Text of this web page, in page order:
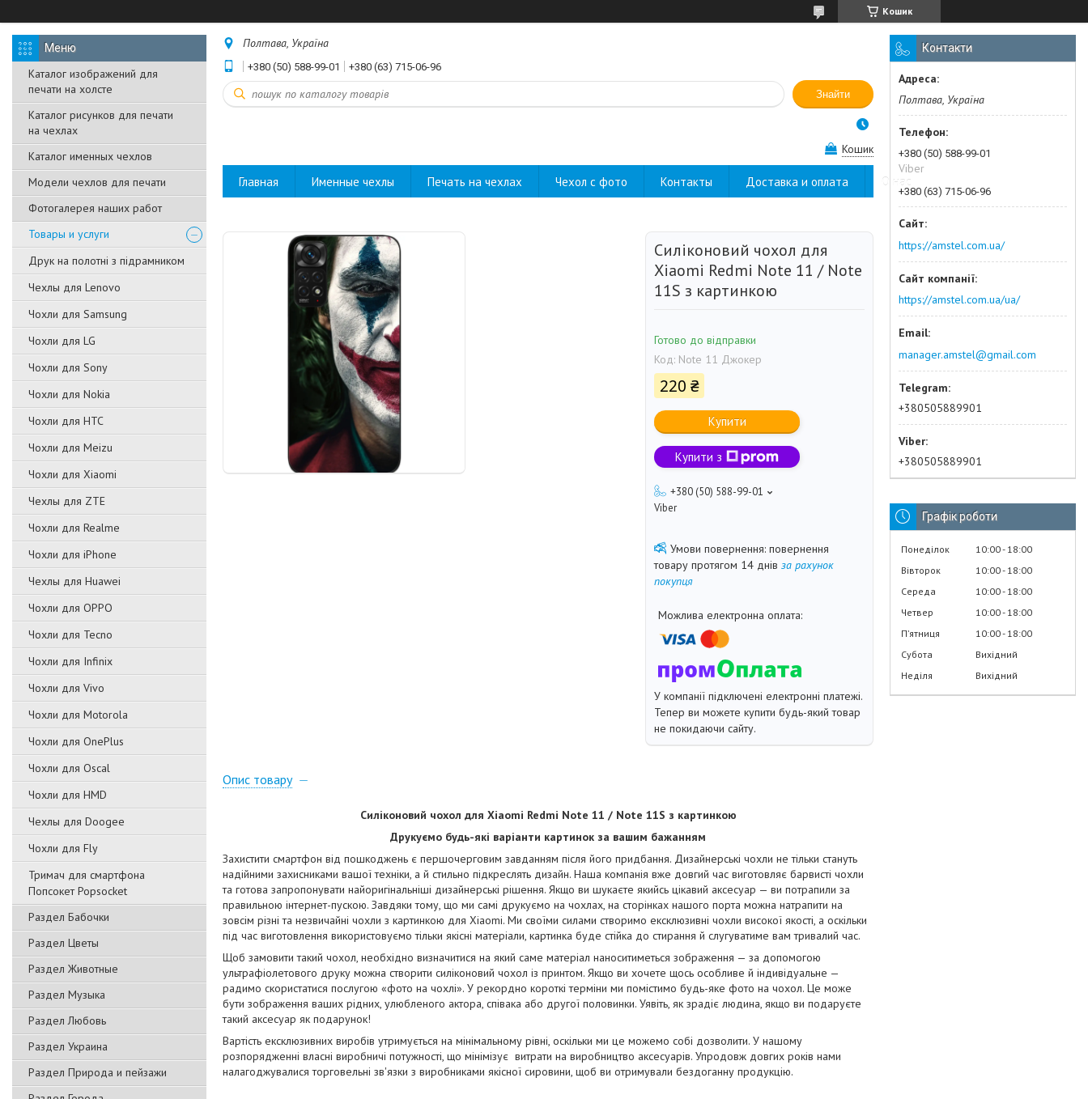
Кошик
Каталог изображений для
печати на холсте
Каталог рисунков для печати
на чехлах
Каталог именных чехлов
Модели чехлов для печати
Фотогалерея наших работ
Товары и услуги
Друк на полотні з підрамником
Чехлы для Lenovo
Чохли для Samsung
Чохли для LG
Чохли для Sony
Чохли для Nokia
Чохли для HTC
Чохли для Meizu
Чохли для Xiaomi
Чехлы для ZTE
Чохли для Realme
Чохли для iPhone
Чехлы для Huawei
Чохли для OPPO
Чохли для Tecno
Чохли для Infinix
Чохли для Vivo
Чохли для Motorola
Чохли для OnePlus
Чохли для Oscal
Чохли для HMD
Чехлы для Doogee
Чохли для Fly
Тримач для смартфона
Попсокет Popsocket
Раздел Бабочки
Раздел Цветы
Раздел Животные
Раздел Музыка
Раздел Любовь
Раздел Украина
Раздел Природа и пейзажи
Полтава, Україна
+380 (50) 588-99-01 +380 (63) 715-06-96
Знайти
Кошик
Главная Именные чехлы Печать на чехлах Чехол с фото Контакты Доставка и оплата О нас
Силіконовий чохол для
Xiaomi Redmi Note 11 / Note
11S з картинкою
Готово до відправки
Код: Note 11 Джокер
220 ₴
Купити
Купити з
+380 (50) 588-99-01
Viber
повернення
товару протягом 14 днів за рахунок
покупця
У компанії підключені електронні платежі.
Тепер ви можете купити будь-який товар
не покидаючи сайту.
Опис товару
Силіконовий чохол для Xiaomi Redmi Note 11 / Note 11S з картинкою
Друкуємо будь-які варіанти картинок за вашим бажанням
Захистити смартфон від пошкоджень є першочерговим завданням після його придбання. Дизайнерські чохли не тільки стануть
надійними захисниками вашої техніки, а й стильно підкреслять дизайн. Наша компанія вже довгий час виготовляє барвисті чохли
та готова запропонувати найоригінальніші дизайнерські рішення. Якщо ви шукаєте якийсь цікавий аксесуар — ви потрапили за
правильною інтернет-пускою. Завдяки тому, що ми самі друкуємо на чохлах, на сторінках нашого порта можна натрапити на
зовсім різні та незвичайні чохли з картинкою для Xiaomi. Ми своїми силами створимо ексклюзивні чохли високої якості, а оскільки
під час виготовлення використовуємо тільки якісні матеріали, картинка буде стійка до стирання й слугуватиме вам тривалий час.
Щоб замовити такий чохол, необхідно визначитися на який саме матеріал наноситиметься зображення — за допомогою
ультрафіолетового друку можна створити силіконовий чохол із принтом. Якщо ви хочете щось особливе й індивідуальне —
радимо скористатися послугою «фото на чохлі». У рекордно короткі терміни ми помістимо будь-яке фото на чохол. Це може
бути зображення ваших рідних, улюбленого актора, співака або другої половинки. Уявіть, як зрадіє людина, якщо ви подаруєте
такий аксесуар як подарунок!
Вартість ексклюзивних виробів утримується на мінімальному рівні, оскільки ми це можемо собі дозволити. У нашому
розпорядженні власні виробничі потужності, що мінімізує витрати на виробництво аксесуарів. Упродовж довгих років нами
налагоджувалися торговельні зв'язки з виробниками якісної сировини, щоб ви отримували бездоганну продукцію.
Контакти
Полтава, Україна
+380 (50) 588-99-01
Viber
+380 (63) 715-06-96
https://amstel.com.ua/
https://amstel.com.ua/ua/
manager.amstel@gmail.com
+380505889901
+380505889901
Графік роботи
Понеділок 10:00 18:00
Вівторок
10:00 18:00
Середа
10:00 18:00
Четвер
10:00 18:00
Пʼятниця
10:00 18:00
Субота
Вихідний
Неділя
Вихідний